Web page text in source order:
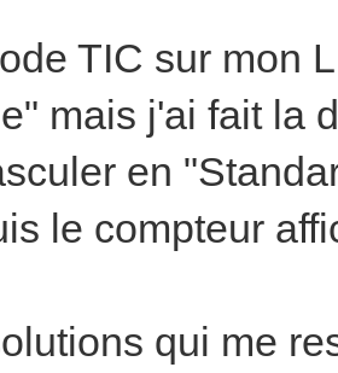
TIC sur mon
mais j'ai fait la
en
le compteur
qui me